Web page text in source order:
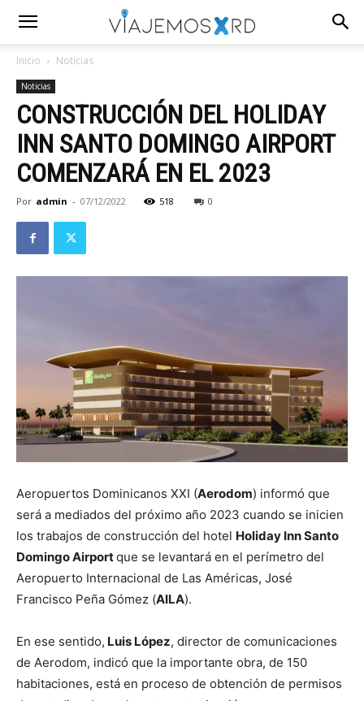
Inicio Noticias
Noticias
CONSTRUCCIÓN DEL HOLIDAY
INN SANTO DOMINGO AIRPORT
COMENZARÁ EN EL 2023
Por admin - 07/12/2022 518 0
Aeropuertos Dominicanos XXI (Aerodom) informó que
será a mediados del próximo año 2023 cuando se inicien
los trabajos de construcción del hotel Holiday Inn Santo
Domingo Airportque se levantará en el perímetro del
Aeropuerto Internacional de Las Américas, José
Francisco Peña Gómez (AILA).
En ese sentido, Luis López, director de comunicaciones
de Aerodom, indicó que la importante obra, de 150
habitaciones, está en proceso de obtención de permisos